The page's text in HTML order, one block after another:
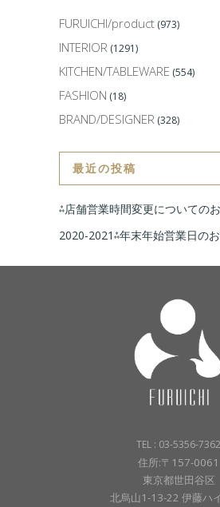
FURUICHI/product (973)
INTERIOR (1291)
KITCHEN/TABLEWARE (554)
FASHION (18)
BRAND/DESIGNER (328)
最近の投稿
⁂店舗営業時間変更についての
2020-2021⁂年末年始営業日の
TEL : 03-5356-7362
住所:〒157-0061
東京都世田谷区
北烏山1-13-22 伊藤ハ